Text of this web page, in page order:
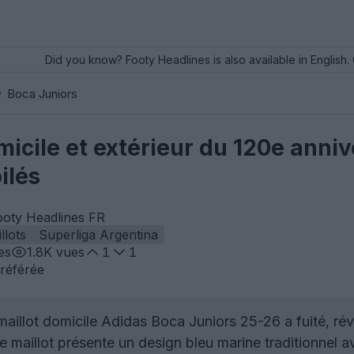
Did you know? Footy Headlines is also available in
Boca Juniors
et extérieur du 120e
Headlines FR
Superliga Argentina
1.8K vues 1
1
domicile Adidas Boca Juniors 25-26 a fuité,
maillot présente un design bleu marine traditionnel